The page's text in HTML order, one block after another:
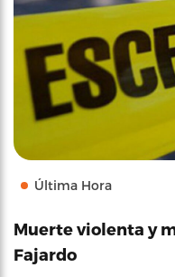
Última Hora
Muerte violenta y
Fajardo